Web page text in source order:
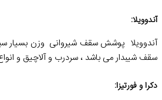
آندوویلا:
آندوویلا پوشش سقف شیروانی وزن بسیار
سقف شیبدار می باشد ، سردرب و آلاچیق و
دکرا و فورتیزا: